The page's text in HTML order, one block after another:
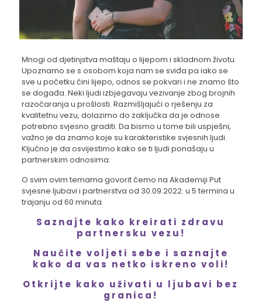
Mnogi od djetinjstva maštaju o lijepom i skladnom životu.
Upoznamo se s osobom koja nam se sviđa pa iako se
sve u početku čini lijepo, odnos se pokvari i ne znamo što
se događa. Neki ljudi izbjegavaju vezivanje zbog brojnih
razočaranja u prošlosti. Razmišljajući o rješenju za
kvalitetnu vezu, dolazimo do zaključka da je odnose
potrebno svjesno graditi. Da bismo u tome bili uspješni,
važno je da znamo koje su karakteristike svjesnih ljudi.
Ključno je da osvijestimo kako se ti ljudi ponašaju u
partnerskim odnosima.
O svim ovim temama govorit ćemo na Akademiji Put
svjesne ljubavi i partnerstva od 30.09.2022. u 5 termina u
trajanju od 60 minuta.
Saznajte kako kreirati zdravu
partnersku vezu!
Naučite voljeti sebe i saznajte
kako da vas netko iskreno voli!
Otkrijte kako uživati u ljubavi bez
granica!